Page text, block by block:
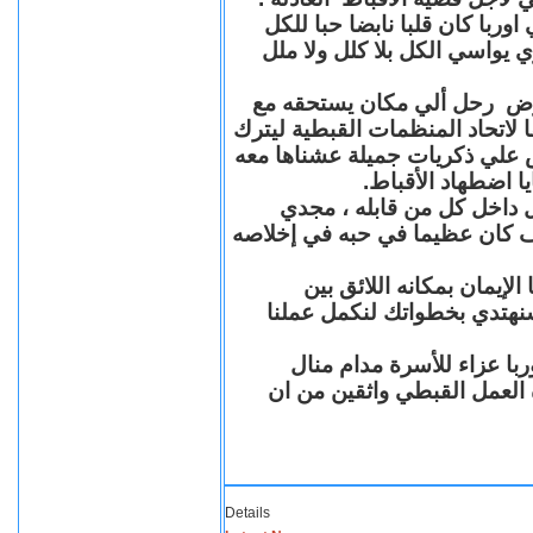
كان قلبا نابضا حبا للكل
يواسي الكل بلا كلل ولا ملل
رحل ألي مكان يستحقه مع
المنظمات القبطية ليترك
علي ذكريات جميلة عشناها معه
اضطهاد الأقباط.
داخل كل من قابله ، مجدي
عظيما في حبه في إخلاصه
بمكانه اللائق بين
بخطواتك لنكمل عملنا
عزاء للأسرة مدام منال
العمل القبطي واثقين من ان
Details